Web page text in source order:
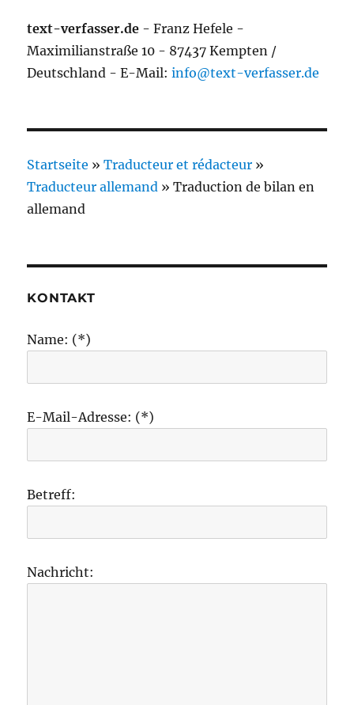
text-verfasser.de - Franz Hefele -
Maximilianstraße 10 - 87437 Kempten /
Deutschland - E-Mail:info@text-verfasser.de
Startseite »Traducteur et rédacteur »
Traducteur allemand »Traduction de bilan en
allemand
KONTAKT
Name: (*)
E-Mail-Adresse: (*)
Betreff:
Nachricht: